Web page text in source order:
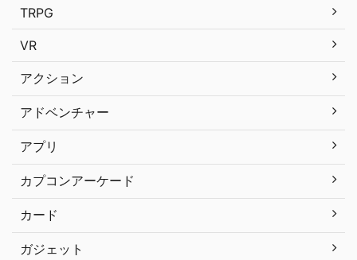
TRPG
VR
アクション
アドベンチャー
アプリ
カプコンアーケード
カード
ガジェット